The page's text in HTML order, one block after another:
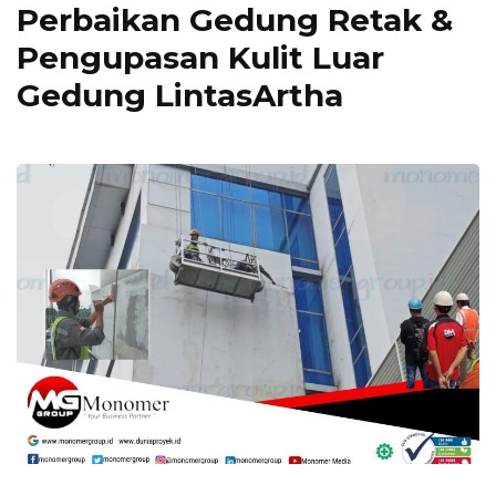
Perbaikan Gedung Retak &
Pengupasan Kulit Luar
Gedung LintasArtha